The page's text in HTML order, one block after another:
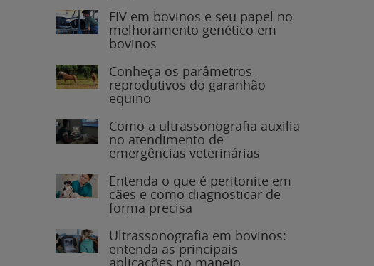
FIV em bovinos e seu papel no
melhoramento genético em
bovinos
Conheça os parâmetros
reprodutivos do garanhão
equino
Como a ultrassonografia auxilia
no atendimento de
emergências veterinárias
Entenda o que é peritonite em
cães e como diagnosticar de
forma precisa
Ultrassonografia em bovinos:
entenda as principais
aplicações no manejo